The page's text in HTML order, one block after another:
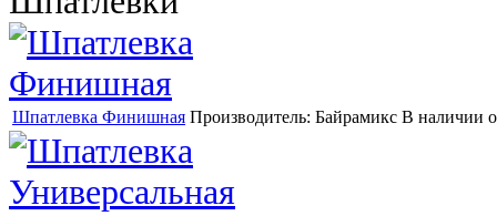
Шпатлевка Финишная Производитель: Байрамикс В наличии